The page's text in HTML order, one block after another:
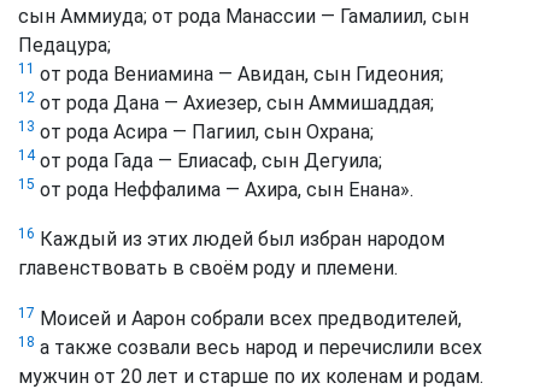
сын Аммиуда; от рода Манассии — Гамалиил, сын
Педацура;
11 от рода Вениамина — Авидан, сын Гидеония;
12 от рода Дана — Ахиезер, сын Аммишаддая;
13 от рода Асира — Пагиил, сын Охрана;
14 от рода Гада — Елиасаф, сын Дегуила;
15 от рода Неффалима — Ахира, сын Енана».
16 Каждый из этих людей был избран народом
главенствовать в своём роду и племени.
17 Моисей и Аарон собрали всех предводителей,
18 а также созвали весь народ и перечислили всех
мужчин от 20 лет и старше по их коленам и родам.